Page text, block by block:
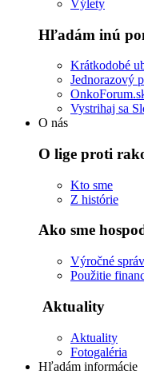
Výlety
Hľadám inú
Krátkodobé
Jednorazový
Vystrihaj sa
O nás
O lige proti
Kto sme
Z histórie
Ako sme
Výročné
Použitie
Aktuality
Aktuality
Fotogaléria
Hľadám informácie